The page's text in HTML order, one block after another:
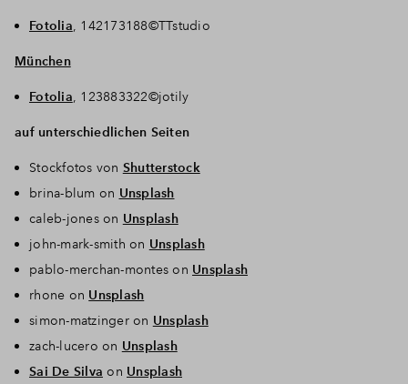
Fotolia, 142173188©TTstudio
München
Fotolia, 123883322©jotily
auf unterschiedlichen Seiten
Stockfotos von Shutterstock
brina-blum on Unsplash
caleb-jones on Unsplash
john-mark-smith on Unsplash
pablo-merchan-montes on Unsplash
rhone on Unsplash
simon-matzinger on Unsplash
zach-lucero on Unsplash
Sai De Silva on Unsplash